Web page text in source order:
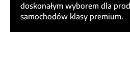
doskonałym wyborem dla
samochodów klasy premium.